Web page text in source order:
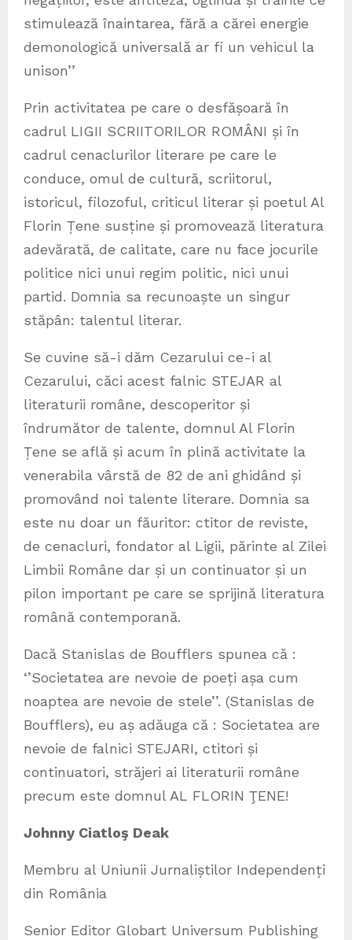
stimulează înaintarea, fără a cărei energie
demonologică universală ar fi un vehicul la
unison’’
Prin activitatea pe care o desfășoară în
cadrul LIGII SCRIITORILOR ROMÂNI și în
cadrul cenaclurilor literare pe care le
conduce, omul de cultură, scriitorul,
istoricul, filozoful, criticul literar și poetul Al
Florin Țene susține și promovează literatura
adevărată, de calitate, care nu face jocurile
politice nici unui regim politic, nici unui
partid. Domnia sa recunoaște un singur
stăpân: talentul literar.
Se cuvine să-i dăm Cezarului ce-i al
Cezarului, căci acest falnic STEJAR al
literaturii române, descoperitor și
îndrumător de talente, domnul Al Florin
Țene se află și acum în plină activitate la
venerabila vârstă de 82 de ani ghidând și
promovând noi talente literare. Domnia sa
este nu doar un făuritor: ctitor de reviste,
de cenacluri, fondator al Ligii, părinte al Zilei
Limbii Române dar și un continuator și un
pilon important pe care se sprijină literatura
română contemporană.
Dacă Stanislas de Boufflers spunea că :
‘’Societatea are nevoie de poeți așa cum
noaptea are nevoie de stele’’. (Stanislas de
Boufflers), eu aș adăuga că : Societatea are
nevoie de falnici STEJARI, ctitori și
continuatori, străjeri ai literaturii române
precum este domnul AL FLORIN ŢENE!
Johnny Ciatloş Deak
Membru al Uniunii Jurnaliștilor Independenți
din România
Senior Editor Globart Universum Publishing